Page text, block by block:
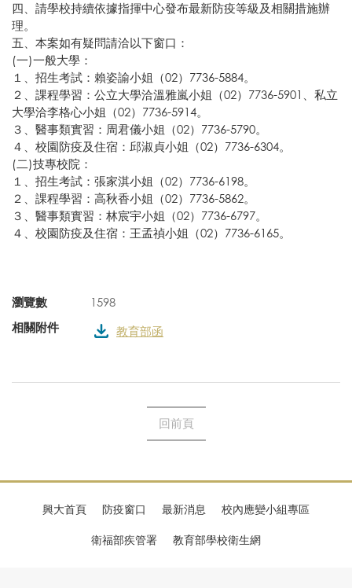
四、請學校持續依據指揮中心發布最新防疫等級及相關措施辦
理。
五、本案如有疑問請洽以下窗口：
(一)一般大學：
１、招生考試：賴姿諭小姐（02）7736-5884。
２、課程學習：公立大學洽溫雅嵐小姐（02）7736-5901、私立
大學洽李格心小姐（02）7736-5914。
３、醫事類實習：周君儀小姐（02）7736-5790。
４、校園防疫及住宿：邱淑貞小姐（02）7736-6304。
(二)技專校院：
１、招生考試：張家淇小姐（02）7736-6198。
２、課程學習：高秋香小姐（02）7736-5862。
３、醫事類實習：林宸宇小姐（02）7736-6797。
４、校園防疫及住宿：王孟禎小姐（02）7736-6165。
瀏覽數
1598
相關附件
教育部函
回前頁
興大首頁 防疫窗口 最新消息 校內應變小組專區
衛福部疾管署 教育部學校衛生網